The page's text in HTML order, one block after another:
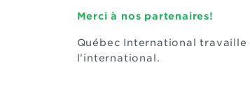
Merci à nos partenaires!
Québec International
l’international.